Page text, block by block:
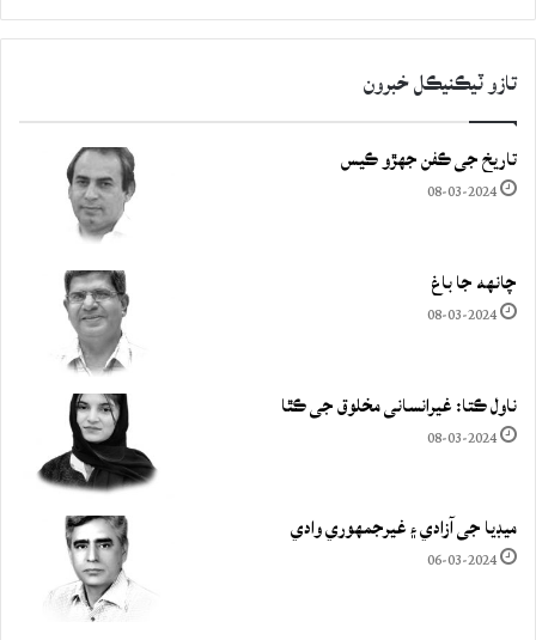
تازو ٽيڪنيڪل خبرون
تاريخ جي ڪفن جھڙو ڪيس
08-03-2024
چانهه جا باغ
08-03-2024
ناول ڪتا: غيرانساني مخلوق جي ڪٿا
08-03-2024
ميڊيا جي آزادي ۽ غيرجمھوري وادي
06-03-2024